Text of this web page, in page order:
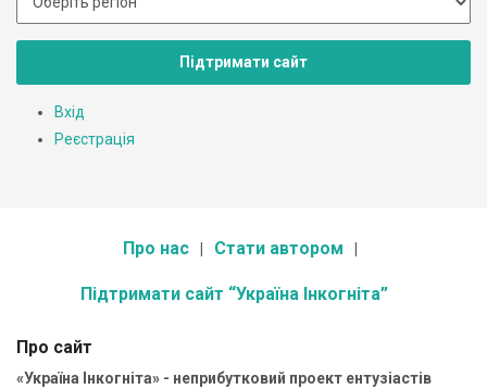
Підтримати сайт
Вхід
Реєстрація
Про нас Стати автором
Підтримати сайт “Україна Інкогніта”
Про сайт
«Україна Інкогніта» - неприбутковий проект ентузіастів